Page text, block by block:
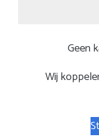
Geen
Wij